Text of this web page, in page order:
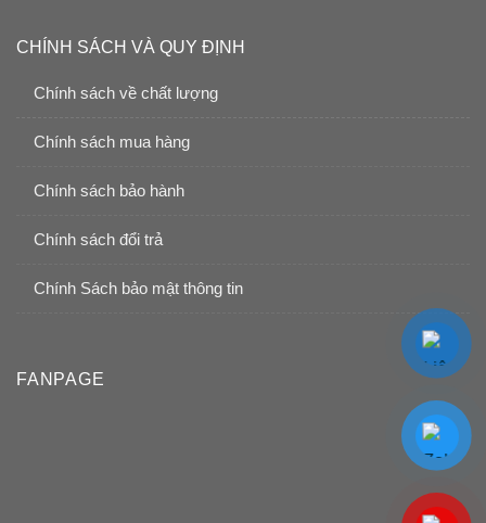
CHÍNH SÁCH VÀ QUY ĐỊNH
Chính sách về chất lượng
Chính sách mua hàng
Chính sách bảo hành
Chính sách đổi trả
Chính Sách bảo mật thông tin
FANPAGE